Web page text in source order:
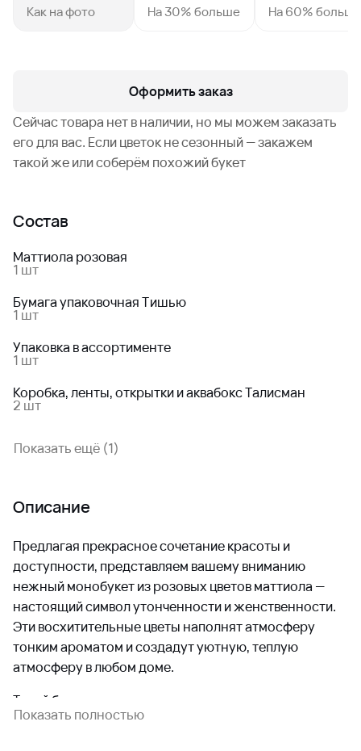
Как на фото На 30% больше На 60% больше
Оформить заказ
Сейчас товара нет в наличии, но мы можем заказать
его для вас. Если цветок не сезонный — закажем
такой же или соберём похожий букет
Состав
Маттиола розовая
1 шт
Бумага упаковочная Тишью
1 шт
Упаковка в ассортименте
1 шт
Коробка, ленты, открытки и аквабокс Талисман
2 шт
Показать ещё (1)
Описание
Предлагая прекрасное сочетание красоты и
доступности, представляем вашему вниманию
нежный монобукет из розовых цветов маттиола —
настоящий символ утонченности и женственности.
Эти восхитительные цветы наполнят атмосферу
тонким ароматом и создадут уютную, теплую
атмосферу в любом доме.
Такой букет станет идеальным решением для многих
ситуаций:
Показать полностью